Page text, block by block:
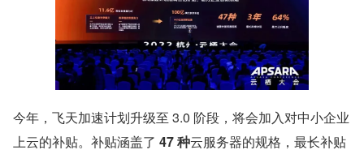
今年，飞天加速计划升级至 3.0 阶段，将会加入对中小企业
上云的补贴。补贴涵盖了 47 种云服务器的规格，最长补贴